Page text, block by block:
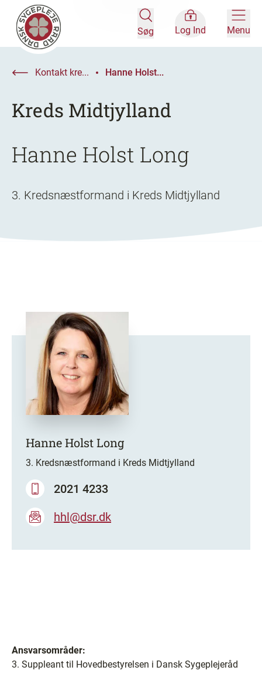
Søg Log Ind Menu
Kontakt kre... Hanne Holst...
Kreds Midtjylland
Hanne Holst Long
3. Kredsnæstformand i Kreds Midtjylland
Hanne Holst Long
3. Kredsnæstformand i Kreds Midtjylland
2021 4233
hhl@dsr.dk
Ansvarsområder:
3. Suppleant til Hovedbestyrelsen i Dansk Sygeplejeråd